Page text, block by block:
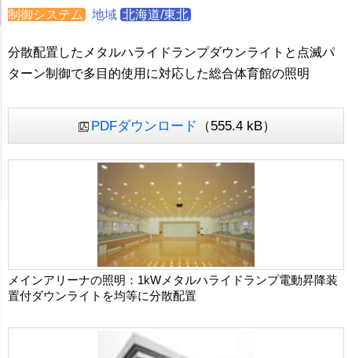
制御システム
地域 北海道/東北
分散配置したメタルハライドランプダウンライトと点滅パ
ターン制御で多目的使用に対応した総合体育館の照明
PDFダウンロード （555.4 kB）
メインアリーナの照明：1kWメタルハライドランプ電動昇降装
置付ダウンライトを均等に分散配置